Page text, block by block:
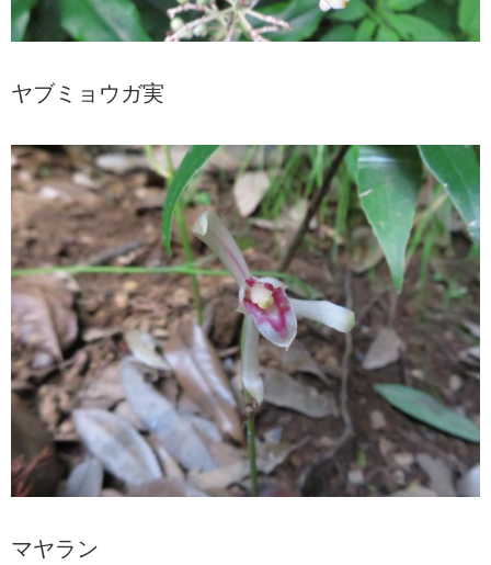
ヤブミョウガ実
マヤラン